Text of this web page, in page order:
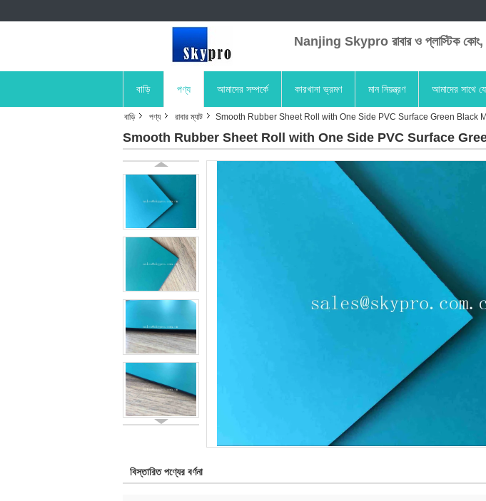
Nanjing Skypro রাবার ও প্লাস্টিক কোং,
বাড়ি পণ্য আমাদের সম্পর্কে কারখানা ভ্রমণ মান নিয়ন্ত্রণ আমাদের সাথে
বাড়ি পণ্য রাবার ম্যাট Smooth Rubber Sheet Roll with One Side PVC Surface Green Black
Smooth Rubber Sheet Roll with One Side PVC Surface
বিস্তারিত পণ্যের বর্ণনা